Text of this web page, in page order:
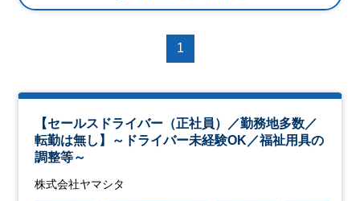
1
【セールスドライバー（正社員）／勤務地多数／
転勤は無し】～ドライバー未経験OK／福祉用具の
調整等～
株式会社ヤマシタ